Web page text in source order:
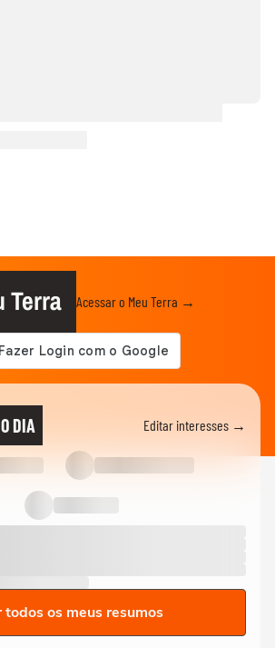
Terra Acessar o Meu Terra →
DIA Editar interesses →
todos os meus resumos